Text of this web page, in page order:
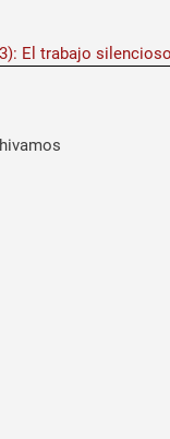
El trabajo